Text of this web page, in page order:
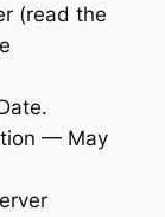
(read the
— May